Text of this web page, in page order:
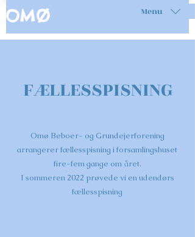
Menu
OMØ
FÆLLESSPISNING
Omø Beboer- og Grundejerforening
arrangerer fællesspisning i forsamlingshuset
fire-fem gange om året.
I sommeren 2022 prøvede vi en udendørs
fællesspisning